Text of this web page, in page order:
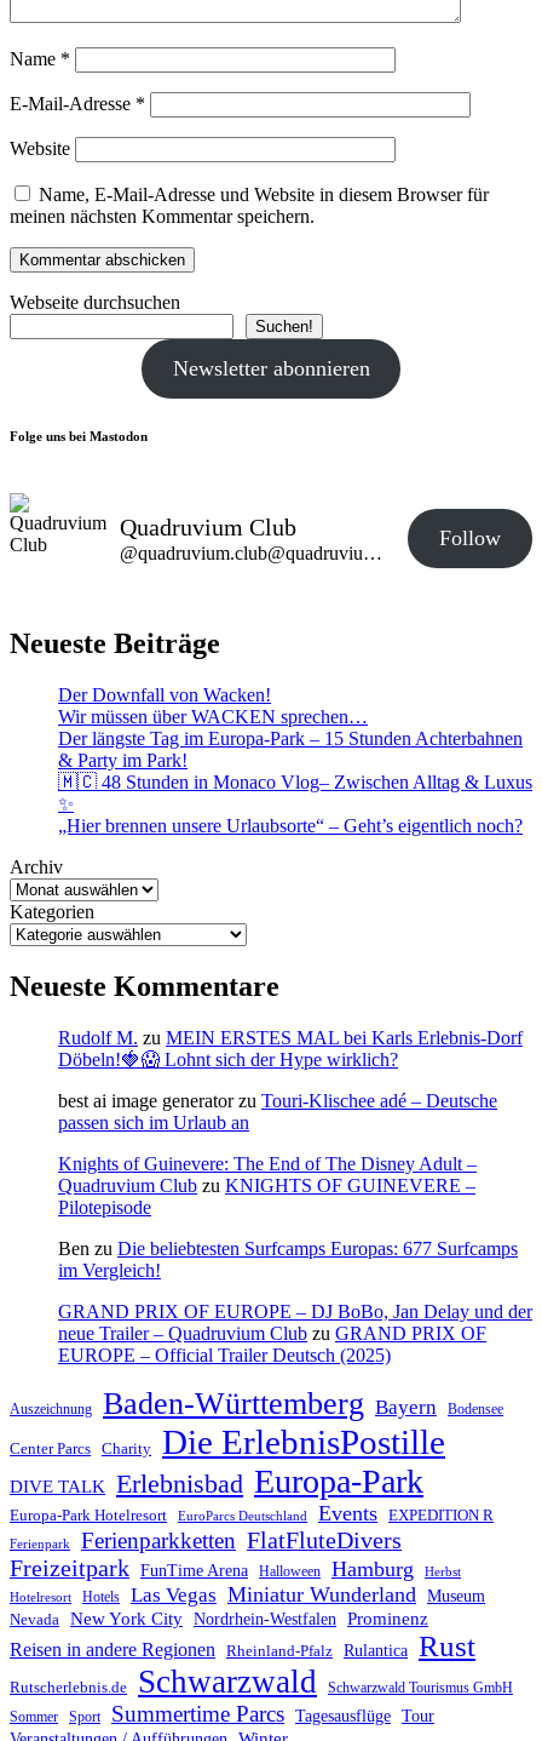
Name *
E-Mail-Adresse *
Website
Name, E-Mail-Adresse und Website in diesem Browser für
meinen nächsten Kommentar speichern.
Webseite durchsuchen
Suchen!
Newsletter abonnieren
Folge uns bei Mastodon
Quadruvium Club
@quadruvium.club@quadruvium.club
Follow
Neueste Beiträge
Der Downfall von Wacken!
Wir müssen über WACKEN sprechen…
Der längste Tag im Europa-Park – 15 Stunden Achterbahnen
& Party im Park!
🇲🇨 48 Stunden in Monaco Vlog– Zwischen Alltag & Luxus
✨
„Hier brennen unsere Urlaubsorte“ – Geht’s eigentlich noch?
Archiv
Kategorien
Neueste Kommentare
Rudolf M. zu MEIN ERSTES MAL bei Karls Erlebnis-Dorf
Döbeln!🍓😱 Lohnt sich der Hype wirklich?
best ai image generatorzu Touri-Klischee adé – Deutsche
passen sich im Urlaub an
Knights of Guinevere: The End of The Disney Adult –
Quadruvium Club zu KNIGHTS OF GUINEVERE –
Pilotepisode
Ben zu Die beliebtesten Surfcamps Europas: 677 Surfcamps
im Vergleich!
GRAND PRIX OF EUROPE – DJ BoBo, Jan Delay und der
neue Trailer – Quadruvium Club zu GRAND PRIX OF
EUROPE – Official Trailer Deutsch (2025)
Auszeichnung Baden-Württemberg Bayern Bodensee
Center Parcs Charity Die ErlebnisPostille
DIVE TALK Erlebnisbad Europa-Park
Europa-Park Hotelresort EuroParcs Deutschland Events EXPEDITION R
Ferienpark Ferienparkketten FlatFluteDivers
Freizeitpark FunTime Arena Halloween Hamburg Herbst
Hotelresort Hotels Las Vegas Miniatur Wunderland Museum
Nevada New York City Nordrhein-Westfalen
Prominenz
Reisen in andere Regionen
Rheinland-Pfalz Rulantica Rust
Rutscherlebnis.de Schwarzwald
Schwarzwald Tourismus GmbH
Sommer
Sport Summertime Parcs Tagesausflüge Tour